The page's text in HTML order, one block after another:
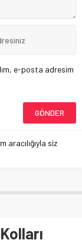
e-posta adresim
aracılığıyla siz